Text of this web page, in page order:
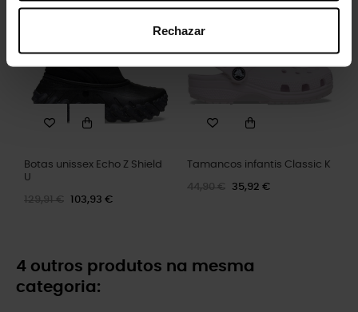
Rechazar
Botas unissex Echo Z Shield
U
129,91 € 103,93 €
Tamancos infantis Classic K
44,90 € 35,92 €
4 outros produtos na mesma
categoria: